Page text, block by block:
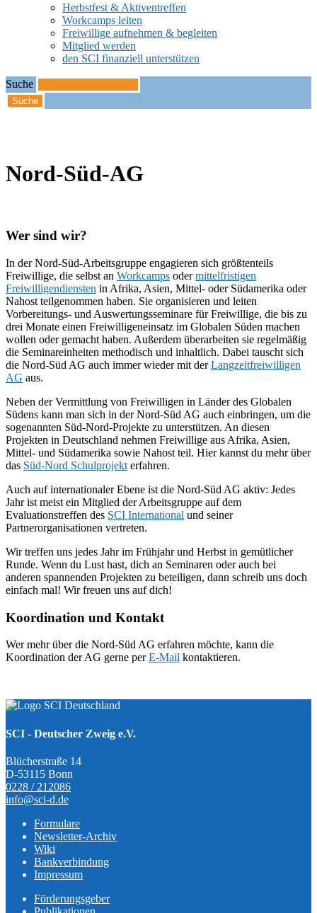
Herbstfest & Aktiventreffen
Workcamps leiten
Freiwillige aufnehmen & begleiten
Mitglied werden
den SCI finanziell unterstützen
Suche
Nord-Süd-AG
Wer sind wir?
In der Nord-Süd-Arbeitsgruppe engagieren sich größtenteils
Freiwillige, die selbst an Workcamps odermittelfristigen
Freiwilligendiensten in Afrika, Asien, Mittel- oder Südamerika oder
Nahost teilgenommen haben. Sie organisieren und leiten
Vorbereitungs- und Auswertungsseminare für Freiwillige, die bis zu
drei Monate einen Freiwilligeneinsatz im Globalen Süden machen
wollen oder gemacht haben. Außerdem überarbeiten sie regelmäßig
die Seminareinheiten methodisch und inhaltlich. Dabei tauscht sich
die Nord-Süd AG auch immer wieder mit derLangzeitfreiwilligen
AG aus.
Neben der Vermittlung von Freiwilligen in Länder des Globalen
Südens kann man sich in der Nord-Süd AG auch einbringen, um die
sogenannten Süd-Nord-Projekte zu unterstützen. An diesen
Projekten in Deutschland nehmen Freiwillige aus Afrika, Asien,
Mittel- und Südamerika sowie Nahost teil. Hier kannst du mehr über
das Süd-Nord Schulprojekt erfahren.
Auch auf internationaler Ebene ist die Nord-Süd AG aktiv: Jedes
Jahr ist meist ein Mitglied der Arbeitsgruppe auf dem
Evaluationstreffen des SCI International und seiner
Partnerorganisationen vertreten.
Wir treffen uns jedes Jahr im Frühjahr und Herbst in gemütlicher
Runde. Wenn du Lust hast, dich an Seminaren oder auch bei
anderen spannenden Projekten zu beteiligen, dann schreib uns doch
einfach mal! Wir freuen uns auf dich!
Koordination und Kontakt
Wer mehr über die Nord-Süd AG erfahren möchte, kann die
Koordination der AG gerne perE-Mail kontaktieren.
SCI - Deutscher Zweig e.V.
Blücherstraße 14
D-53115 Bonn
0228 / 212086
info@sci-d.de
Formulare
Newsletter-Archiv
Wiki
Bankverbindung
Impressum
Förderungsgeber